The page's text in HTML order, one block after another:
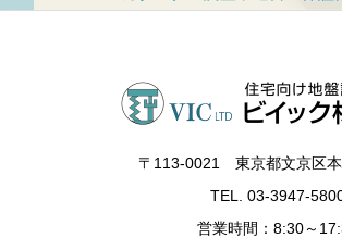
〒113‐0021 東京都文京区
TEL. 03-3947-
営業時間：8:30～